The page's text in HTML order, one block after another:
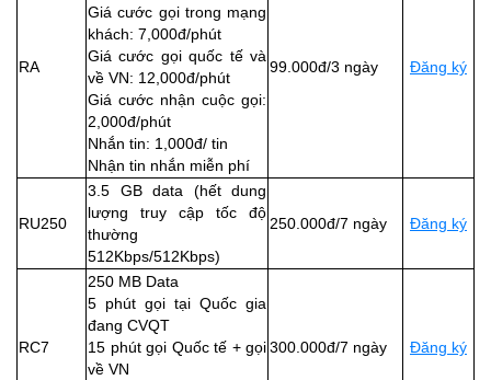
RA
Giá cước gọi trong mạng
khách: 7,000đ/phút
Giá cước gọi quốc tế và
về VN: 12,000đ/phút
Giá cước nhận cuộc gọi:
2,000đ/phút
Nhắn tin: 1,000đ/ tin
Nhận tin nhắn miễn phí
99.000đ/3 ngày Đăng ký
RU250
3.5 GB data (hết dung
lượng truy cập tốc độ
thường
512Kbps/512Kbps)
250.000đ/7 ngày Đăng ký
RC7
250 MB Data
5 phút gọi tại Quốc gia
đang CVQT
15 phút gọi Quốc tế + gọi
về VN
300.000đ/7 ngày Đăng ký